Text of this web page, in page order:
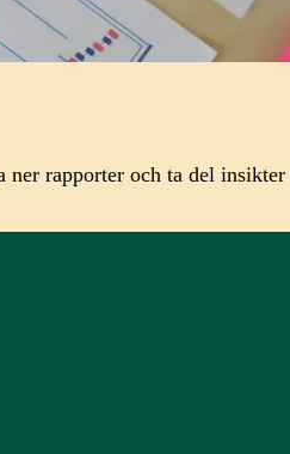
rapporter och ta del